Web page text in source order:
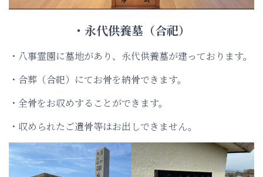
・永代供養墓（合祀）
・八事霊園に墓地があり、永代供養墓が建っております。
・合葬（合祀）にてお骨を納骨できます。
・全骨をお収めすることができます。
・収められたご遺骨等はお出しできません。